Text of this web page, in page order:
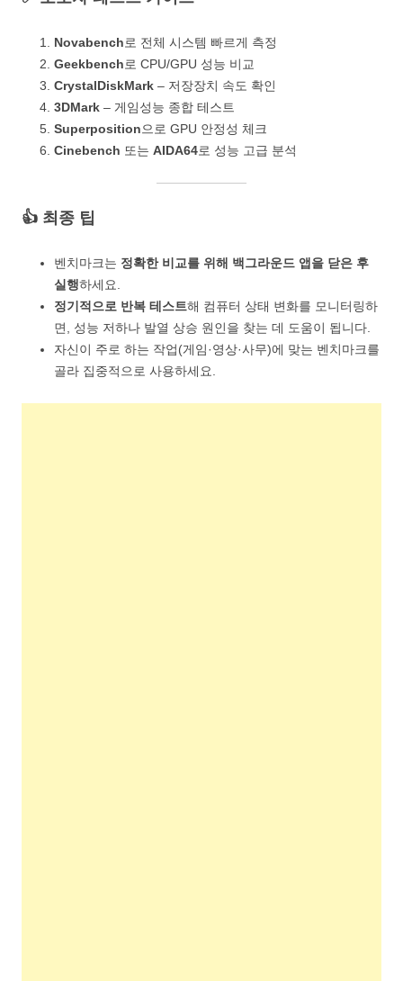
Novabench로 전체 시스템 빠르게 측정
Geekbench로 CPU/GPU 성능 비교
CrystalDiskMark – 저장장치 속도 확인
3DMark – 게임성능 종합 테스트
Superposition으로 GPU 안정성 체크
Cinebench 또는 AIDA64로 성능 고급 분석
👍 최종 팁
벤치마크는 정확한 비교를 위해 백그라운드 앱을 닫은 후
실행하세요.
정기적으로 반복 테스트해 컴퓨터 상태 변화를 모니터링하
면, 성능 저하나 발열 상승 원인을 찾는 데 도움이 됩니다.
자신이 주로 하는 작업(게임·영상·사무)에 맞는 벤치마크를
골라 집중적으로 사용하세요.